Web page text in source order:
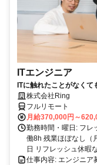
ITエンジニア
ITに触れたことがなく
株式会社Ring
フルリモート
月給370,000円～
勤務時間・曜日: フレ
働8h 残業ほぼなし（
日 リフレッシュ休暇
仕事内容: エンジニア